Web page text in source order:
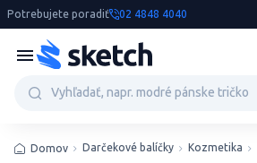
Potrebujete poradiť 02 4848 4040
Domov Darčekové balíčky Kozmetika